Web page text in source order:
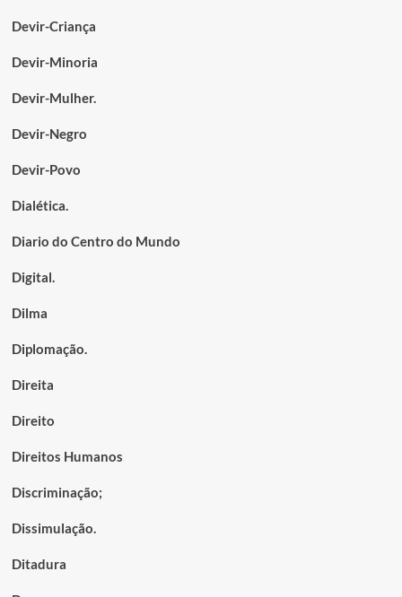
Devir-Criança
Devir-Minoria
Devir-Mulher.
Devir-Negro
Devir-Povo
Dialética.
Diario do Centro do Mundo
Digital.
Dilma
Diplomação.
Direita
Direito
Direitos Humanos
Discriminação;
Dissimulação.
Ditadura